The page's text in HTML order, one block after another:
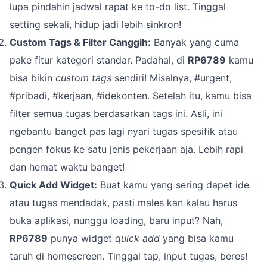
lupa pindahin jadwal rapat ke to-do list. Tinggal
setting sekali, hidup jadi lebih sinkron!
Custom Tags & Filter Canggih: Banyak yang cuma
pake fitur kategori standar. Padahal, di RP6789 kamu
bisa bikin custom tags sendiri! Misalnya, #urgent,
#pribadi, #kerjaan, #idekonten. Setelah itu, kamu bisa
filter semua tugas berdasarkan tags ini. Asli, ini
ngebantu banget pas lagi nyari tugas spesifik atau
pengen fokus ke satu jenis pekerjaan aja. Lebih rapi
dan hemat waktu banget!
Quick Add Widget: Buat kamu yang sering dapet ide
atau tugas mendadak, pasti males kan kalau harus
buka aplikasi, nunggu loading, baru input? Nah,
RP6789 punya widget quick add yang bisa kamu
taruh di homescreen. Tinggal tap, input tugas, beres!